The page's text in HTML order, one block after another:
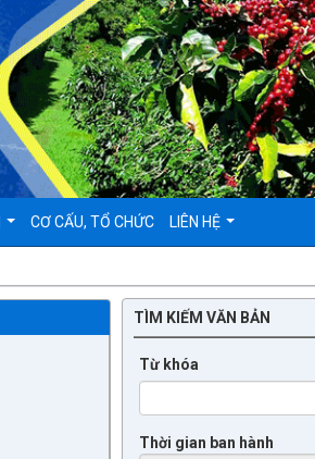
CƠ CẤU, TỔ CHỨC LIÊN HỆ
TÌM KIẾM VĂN BẢN
Từ khóa
Thời gian ban hành